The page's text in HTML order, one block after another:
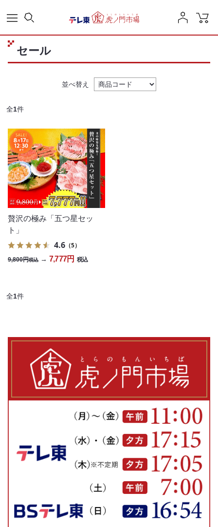
セール
並べ替え
全1件
贅沢の極み「五つ星セッ
ト」
4.6 （5）
9,800円税込 → 7,777円 税込
全1件